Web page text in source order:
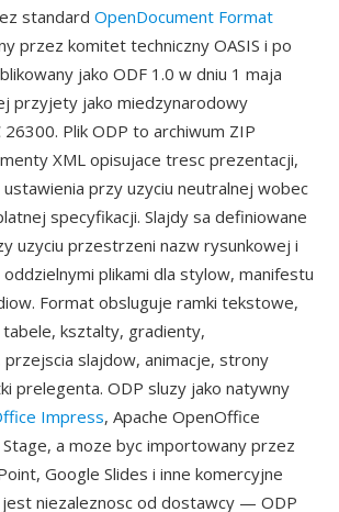
standard OpenDocument Format
przez komitet techniczny OASIS i po
jako ODF 1.0 w dniu 1 maja
przyjety jako miedzynarodowy
Plik ODP to archiwum ZIP
XML opisujace tresc prezentacji,
przy uzyciu neutralnej wobec
specyfikacji. Slajdy sa definiowane
uzyciu przestrzeni nazw rysunkowej i
plikami dla stylow, manifestu
Format obsluguje ramki tekstowe,
ksztalty, gradienty,
slajdow, animacje, strony
prelegenta. ODP sluzy jako natywny
Impress, Apache OpenOffice
a moze byc importowany przez
Google Slides i inne komercyjne
jest niezaleznosc od dostawcy — ODP